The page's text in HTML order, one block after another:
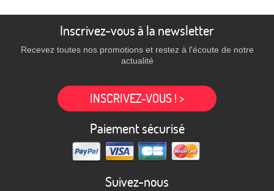
Inscrivez-vous à la newsletter
Recevez toutes nos promotions et restez à l'écoute de notre
actualité
INSCRIVEZ-VOUS ! >
Paiement sécurisé
Suivez-nous